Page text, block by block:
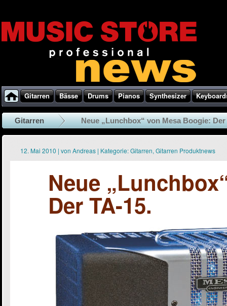
Gitarren Bässe Drums Pianos Synthesizer
Gitarren Neue „Lunchbox“ von Mesa Boogie: Der
12. Mai 2010 | von Andreas | Kategorie:Gitarren, Gitarren Produktnews
Neue
Der TA-15.